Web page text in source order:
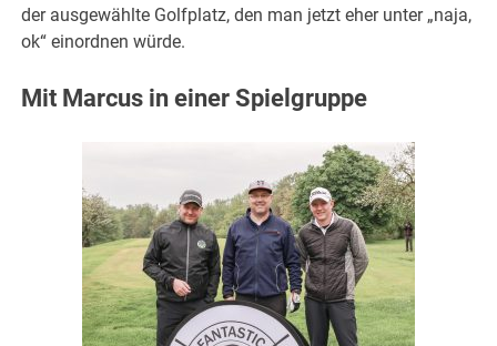
der ausgewählte Golfplatz, den man jetzt eher unter „naja,
ok“ einordnen würde.
Mit Marcus in einer Spielgruppe